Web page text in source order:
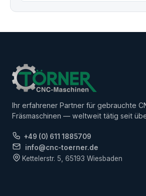
Ihr erfahrener Partner für gebrauchte
Fräsmaschinen — weltweit tätig seit
+49 (0) 611 1885709
info@cnc-toerner.de
Kettelerstr. 5, 65193 Wiesbaden